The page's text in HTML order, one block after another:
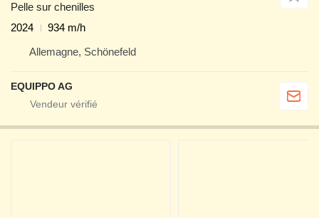
Pelle sur chenilles
2024
934 m/h
Allemagne, Schönefeld
EQUIPPO AG